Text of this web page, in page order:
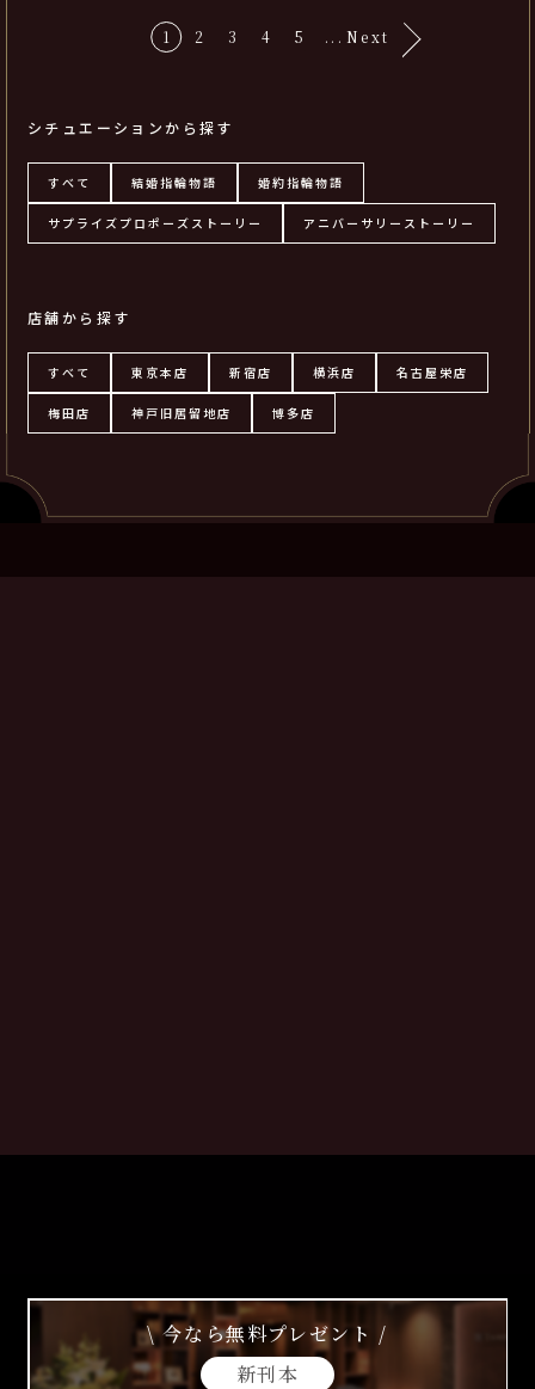
1 2 3 4 5 ... Next
シチュエーションから探す
すべて 結婚指輪物語 婚約指輪物語
サプライズプロポーズストーリー アニバーサリーストーリー
店舗から探す
すべて 東京本店 新宿店 横浜店 名古屋栄店
梅田店 神戸旧居留地店 博多店
\ 今なら無料プレゼント /
新刊本